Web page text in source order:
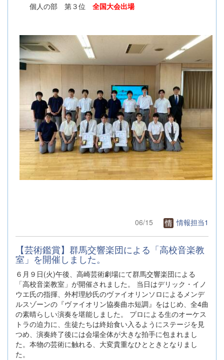
個人の部 第３位 全国大会出場
06/15 情報担当1
【芸術鑑賞】群馬交響楽団による「高校音楽教
室」を開催しました。
６月９日(火)午後、高崎芸術劇場にて群馬交響楽団による
「高校音楽教室」が開催されました。 当日はデリック・イノ
ウエ氏の指揮、外村理紗氏のヴァイオリンソロによるメンデ
ルスゾーンの『ヴァイオリン協奏曲ホ短調』をはじめ、全4曲
の素晴らしい演奏を堪能しました。 プロによる生のオーケス
トラの迫力に、生徒たちは終始食い入るようにステージを見
つめ、演奏終了後には会場全体が大きな拍手に包まれまし
た。本物の芸術に触れる、大変貴重なひとときとなりまし
た。